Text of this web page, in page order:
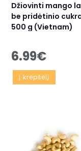
Džiovinti mango
be pridėtinio
500 g (Vietnam)
6.99€
Į krepšelį